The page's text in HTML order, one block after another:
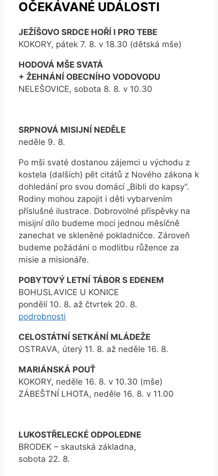
OČEKÁVANÉ UDÁLOSTI
JEŽÍŠOVO SRDCE HOŘÍ I PRO TEBE
KOKORY, pátek 7. 8. v 18.30 (dětská mše)
HODOVÁ MŠE SVATÁ
+ ŽEHNÁNÍ OBECNÍHO VODOVODU
NELEŠOVICE, sobota 8. 8. v 10.30
SRPNOVÁ MISIJNÍ NEDĚLE
neděle 9. 8.
Po mši svaté dostanou zájemci u východu z
kostela (dalších) pět citátů z Nového zákona k
dohledání pro svou domácí „Bibli do kapsy“.
Rodiny mohou zapojit i děti vybarvením
příslušné ilustrace. Dobrovolné příspěvky na
misijní dílo budeme moci jednou měsíčně
zanechat ve skleněné pokladničce. Zároveň
budeme požádáni o modlitbu růžence za
misie a misionáře.
POBYTOVÝ LETNÍ TÁBOR S EDENEM
BOHUSLAVICE U KONICE
pondělí 10. 8. až čtvrtek 20. 8.
podrobnosti
CELOSTÁTNÍ SETKÁNÍ MLÁDEŽE
OSTRAVA, úterý 11. 8. až neděle 16. 8.
MARIÁNSKÁ POUŤ
KOKORY, neděle 16. 8. v 10.30 (mše)
ZÁBEŠTNÍ LHOTA, neděle 16. 8. v 11.00
LUKOSTŘELECKÉ ODPOLEDNE
BRODEK – skautská základna,
sobota 22. 8.